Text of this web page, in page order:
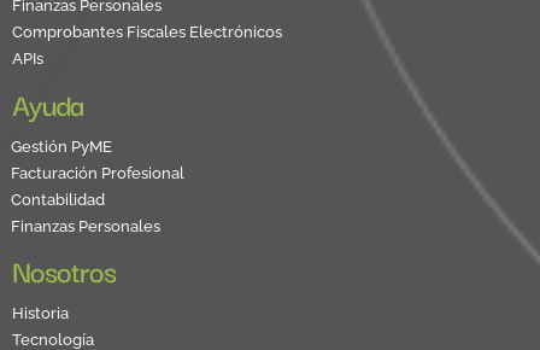
Finanzas Personales
Comprobantes Fiscales Electrónicos
APIs
Ayuda
Gestión PyME
Facturación Profesional
Contabilidad
Finanzas Personales
Nosotros
Historia
Tecnología